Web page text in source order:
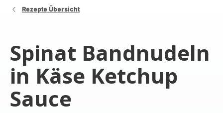
Rezepte Übersicht
Spinat Bandnudeln
in Käse Ketchup
Sauce